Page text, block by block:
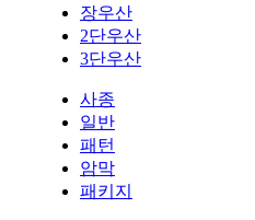
장우산
2단우산
3단우산
사종
일반
패턴
암막
패키지